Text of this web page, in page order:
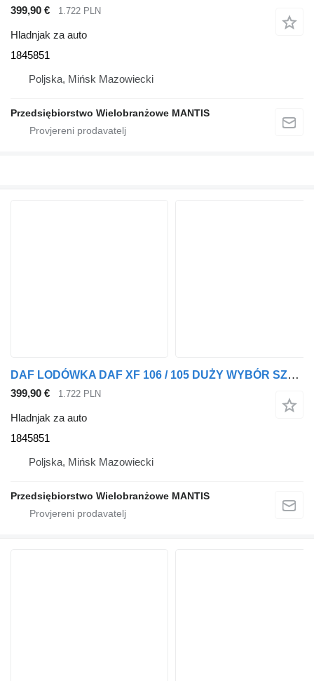
399,90 € 1.722 PLN
Hladnjak za auto
1845851
Poljska, Mińsk Mazowiecki
Przedsiębiorstwo Wielobranżowe MANTIS
DAF LODÓWKA DAF XF 106 / 105 DUŻY WYBÓR SZEROKA OFERTA 1845851 hladnjak za auto za tegljača
399,90 € 1.722 PLN
Hladnjak za auto
1845851
Poljska, Mińsk Mazowiecki
Przedsiębiorstwo Wielobranżowe MANTIS